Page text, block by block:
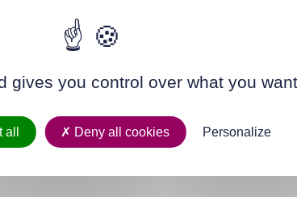
Ville
gives you control over what you
Deny all cookies Personalize